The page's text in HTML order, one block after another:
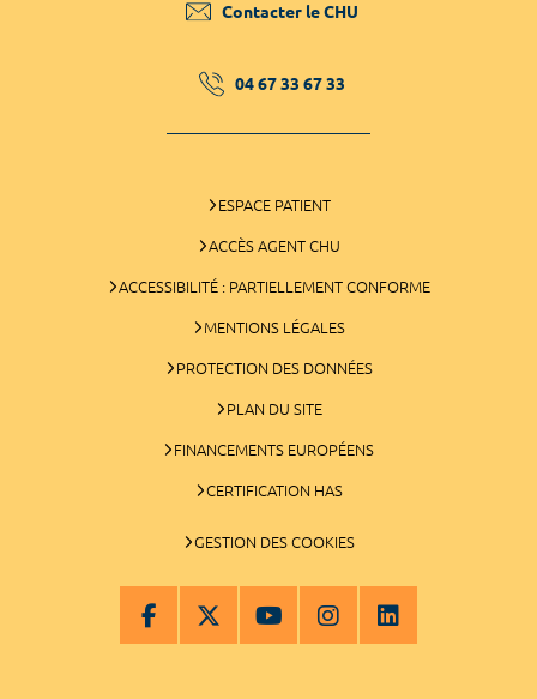
Contacter le CHU
04 67 33 67 33
ESPACE PATIENT
ACCÈS AGENT CHU
ACCESSIBILITÉ : PARTIELLEMENT CONFORME
MENTIONS LÉGALES
PROTECTION DES DONNÉES
PLAN DU SITE
FINANCEMENTS EUROPÉENS
CERTIFICATION HAS
GESTION DES COOKIES